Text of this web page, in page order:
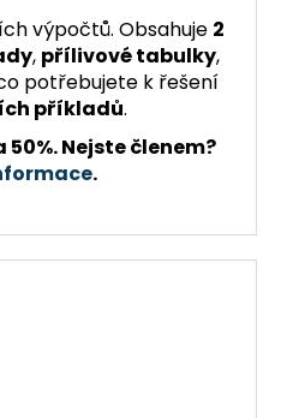
výpočtů. Obsahuje 2
, přílivové tabulky,
potřebujete k řešení
příkladů.
Nejste členem?
.